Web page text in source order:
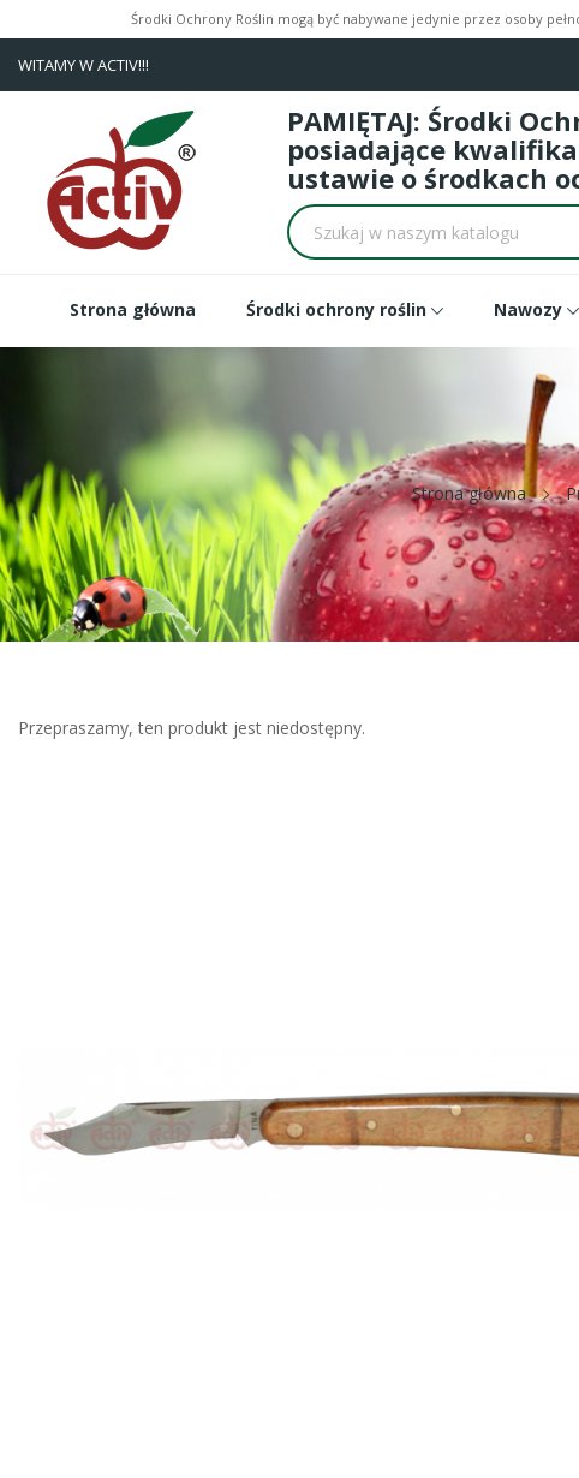
Środki Ochrony Roślin mogą być nabywane jedynie przez osoby
WITAMY W ACTIV!!!
PAMIĘTAJ: Środki
posiadające
ustawie o środkach
Strona główna Środki ochrony roślin Nawozy
Strona główna
Przepraszamy, ten produkt jest niedostępny.